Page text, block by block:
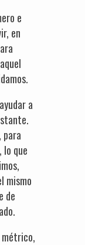
e
en
a
para
lo que
mismo
de